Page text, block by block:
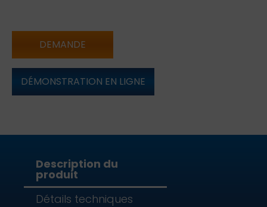
DEMANDE
DÉMONSTRATION EN LIGNE
Description du
produit
Détails techniques